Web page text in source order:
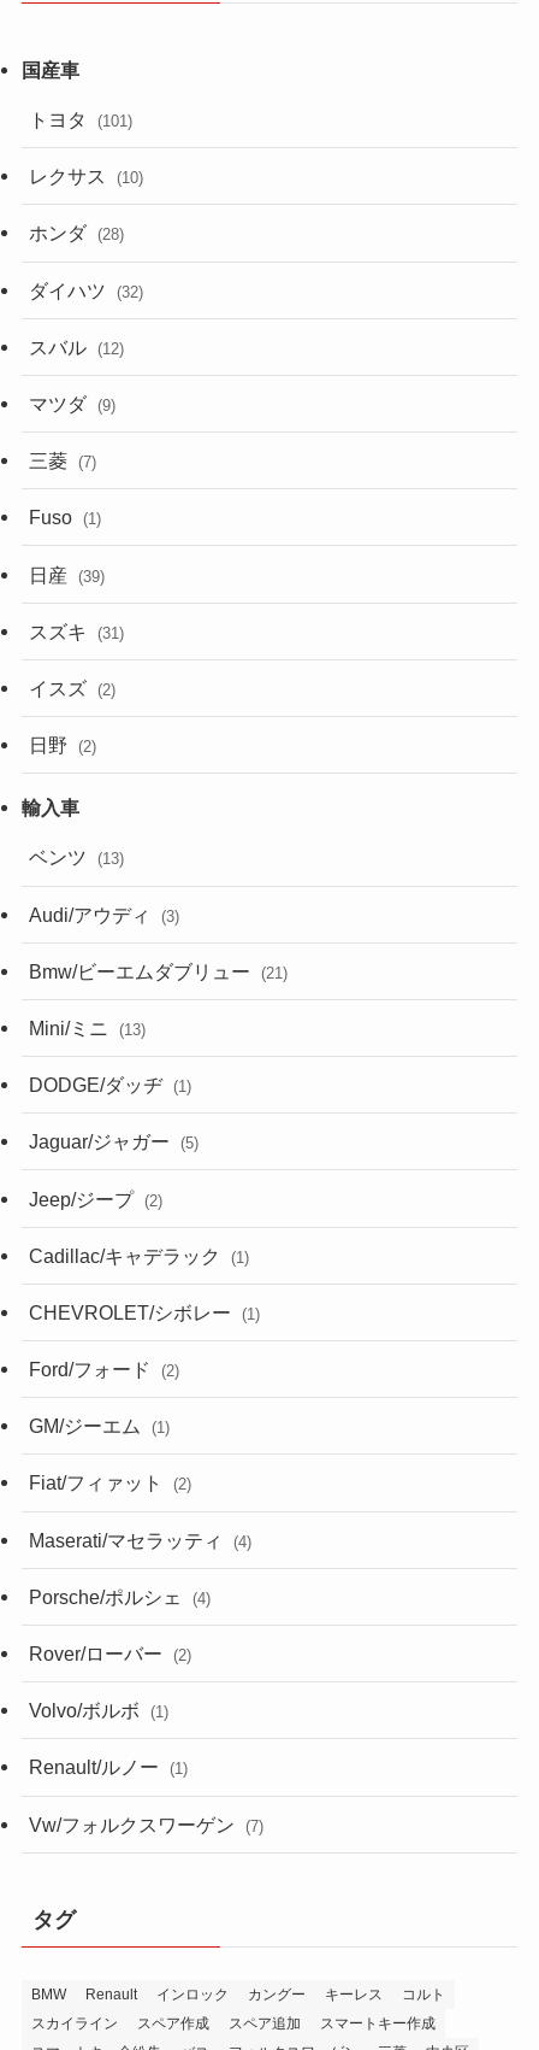
トヨタ (101)
レクサス (10)
ホンダ (28)
ダイハツ (32)
スバル (12)
マツダ (9)
三菱 (7)
Fuso (1)
日産 (39)
スズキ (31)
イスズ (2)
日野 (2)
ベンツ (13)
Audi/アウディ (3)
Bmw/ビーエムダブリュー (21)
Mini/ミニ (13)
DODGE/ダッヂ (1)
Jaguar/ジャガー (5)
Jeep/ジープ (2)
Cadillac/キャデラック (1)
CHEVROLET/シボレー (1)
Ford/フォード (2)
GM/ジーエム (1)
Fiat/フィァット (2)
Maserati/マセラッティ (4)
Porsche/ポルシェ (4)
Rover/ローバー (2)
Volvo/ボルボ (1)
Renault/ルノー (1)
Vw/フォルクスワーゲン (7)
タグ
BMW Renault インロック カングー キーレス
コルト
スカイライン
スペア作成 スペア追加
スマートキー作成